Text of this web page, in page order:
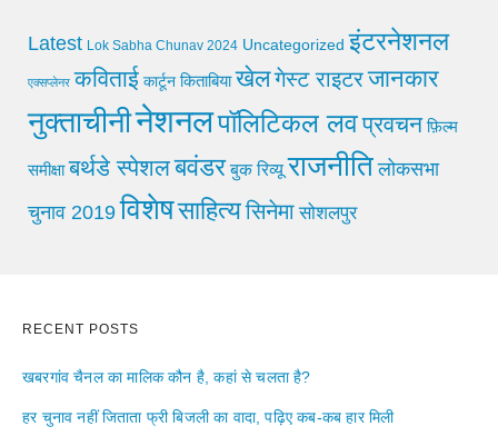
Latest Lok Sabha Chunav 2024 Uncategorized इंटरनेशनल
एक्सप्लेनर कविताई कार्टून किताबिया खेलगेस्ट राइटरजानकार
नुक्ताचीनीनेशनलपॉलिटिकल लवप्रवचन फ़िल्म
समीक्षा बर्थडे स्पेशलबवंडर बुक रिव्यू राजनीति लोकसभा
चुनाव 2019 विशेषसाहित्यसिनेमा सोशलपुर
RECENT POSTS
खबरगांव चैनल का मालिक कौन है, कहां से चलता है?
हर चुनाव नहीं जिताता फ्री बिजली का वादा, पढ़िए कब-कब हार मिली